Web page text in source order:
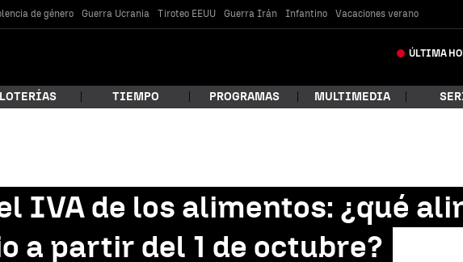
de género Guerra Ucrania Tiroteo EEUU Guerra Irán Infantino Vacaciones verano
ÚLTIMA
estás buscando?
LOTERÍAS TIEMPO PROGRAMAS MULTIMEDIA
IVA de los alimentos: ¿qué
a partir del 1 de octubre?